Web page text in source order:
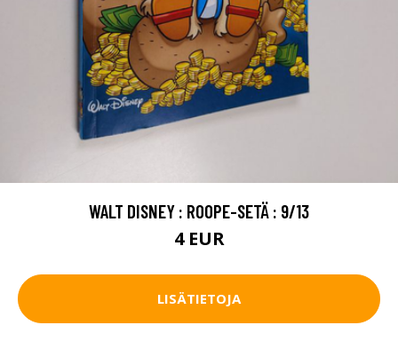
WALT DISNEY : ROOPE-SETÄ : 9/13
4 EUR
LISÄTIETOJA